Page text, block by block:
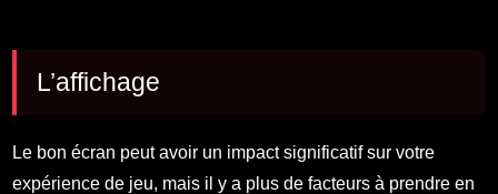
L’affichage
Le bon écran peut avoir un impact significatif sur votre
expérience de jeu, mais il y a plus de facteurs à prendre en